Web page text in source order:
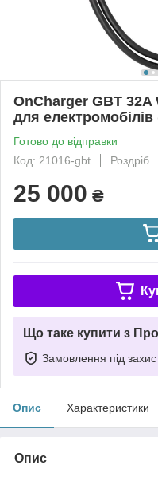
OnCharger GBT 32A
для
Готово до відправки
Код: 21016-gbt
Роздріб
25 000 ₴
Що таке купити з
Замовлення під
Опис Характеристики
Опис